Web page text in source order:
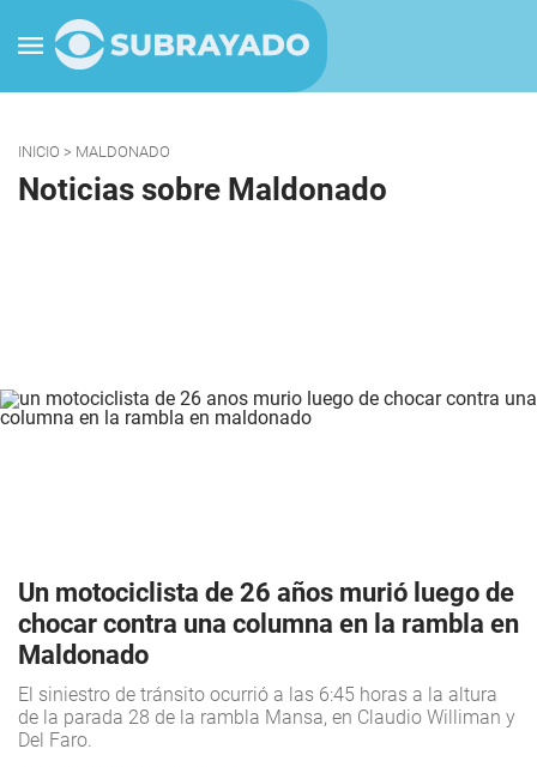
INICIO > MALDONADO
Noticias sobre Maldonado
Un motociclista de 26 años murió luego de
chocar contra una columna en la rambla en
Maldonado
El siniestro de tránsito ocurrió a las 6:45 horas a la altura
de la parada 28 de la rambla Mansa, en Claudio Williman y
Del Faro.